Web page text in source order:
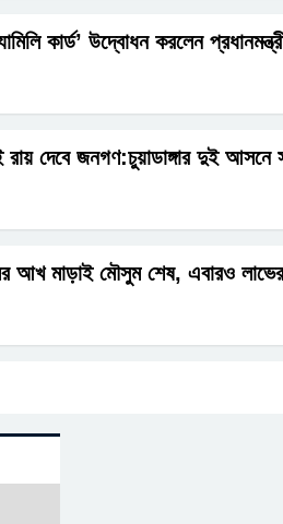
কার্ড’ উদ্বোধন করলেন
রায় দেবে জনগণ:চুয়াডাঙ্গার দুই
আখ মাড়াই মৌসুম শেষ, এবারও লাভের